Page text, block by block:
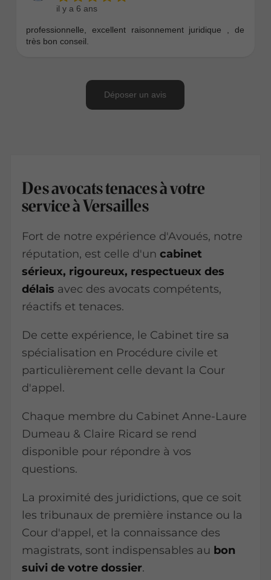
Des avocats tenaces à votre
service à Versailles
Fort de notre expérience d'Avoués, notre
réputation, est celle d'uncabinet
sérieux, rigoureux, respectueux des
délais avec des avocats compétents,
réactifs et tenaces.
De cette expérience, le Cabinet tire sa
spécialisation en Procédure civile et
particulièrement celle devant la Cour
d'appel.
Chaque membre du Cabinet Anne-Laure
Dumeau & Claire Ricard se rend
disponible pour répondre à vos
questions.
La proximité des juridictions, que ce soit
les tribunaux de première instance ou la
Cour d'appel, et la connaissance des
magistrats, sont indispensables au bon
suivi de votre dossier.